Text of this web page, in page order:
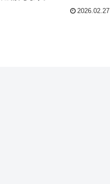
2026.02.27